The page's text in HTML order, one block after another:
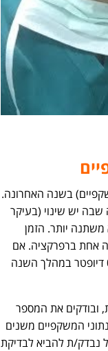
בשנה האחרונה.
תקופה שבה יש שינוי (בעיקר
יותר. הזמן
אחת ברפרקציה. אם
יש עלייה מתמדת ברפרקציה במהלך השנים האחרונות, ואם המספר עלה ביותר מ- 0.25 דיופטר במהלך השנה
ובודקים את המספר
המשקפיים משנים
נבדק/ת להביא לבדיקת